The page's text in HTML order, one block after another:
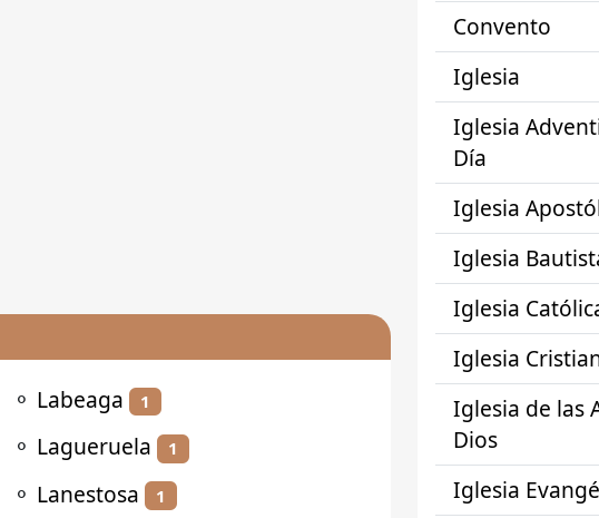
⚬ Labeaga 1
⚬ Lagueruela 1
⚬ Lanestosa 1
Convento
Iglesia
Iglesia
Día
Iglesia
Iglesia
Iglesia
Iglesia
Iglesia de las
Dios
Iglesia